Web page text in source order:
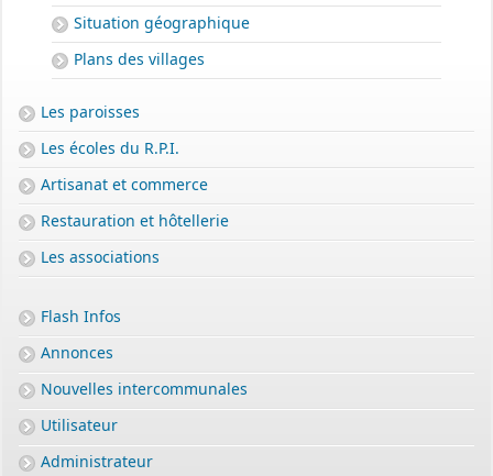
Situation géographique
Plans des villages
Les paroisses
Les écoles du R.P.I.
Artisanat et commerce
Restauration et hôtellerie
Les associations
Flash Infos
Annonces
Nouvelles intercommunales
Utilisateur
Administrateur